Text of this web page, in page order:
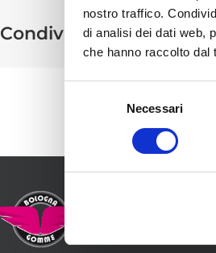
nostro traffico.
di analisi dei dati web,
che hanno raccolto dal
Necessari
Condividi sui social